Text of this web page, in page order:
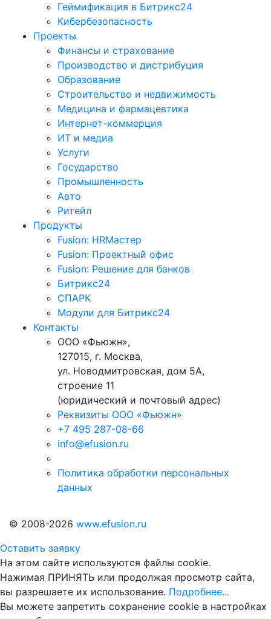
Геймификация в Битрикс24
Кибербезопасность
Проекты
Финансы и страхование
Производство и дистрибуция
Образование
Строительство и недвижимость
Медицина и фармацевтика
Интернет-коммерция
ИТ и медиа
Услуги
Государство
Промышленность
Авто
Ритейл
Продукты
Fusion: HRМастер
Fusion: Проектный офис
Fusion: Решение для банков
Битрикс24
СПАРК
Модули для Битрикс24
Контакты
ООО «Фьюжн»,
127015, г. Москва,
ул. Новодмитровская, дом 5А,
строение 11
(юридический и почтовый адрес)
Реквизиты ООО «Фьюжн»
+7 495 287-08-66
info@efusion.ru
Политика обработки персональных
данных
© 2008-2026 www.efusion.ru
Оставить заявку
На этом сайте используются файлы cookie.
Нажимая ПРИНЯТЬ или продолжая просмотр сайта,
вы разрешаете их использование. Подробнее...
Вы можете запретить сохранение cookie в настройках